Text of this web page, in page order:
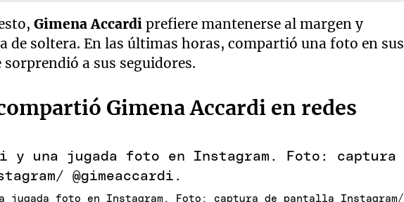
Gimena Accardiprefiere mantenerse al margen y
de soltera. En las últimas horas, compartió una foto en sus
sorprendió a sus seguidores.
Gimena Accardi en redes
jugada foto en Instagram. Foto: captura de pantalla Instagram/